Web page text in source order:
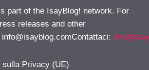
part of the IsayBlog! network. For
releases and other
info@isayblog.comContattaci:
sulla Privacy (UE)